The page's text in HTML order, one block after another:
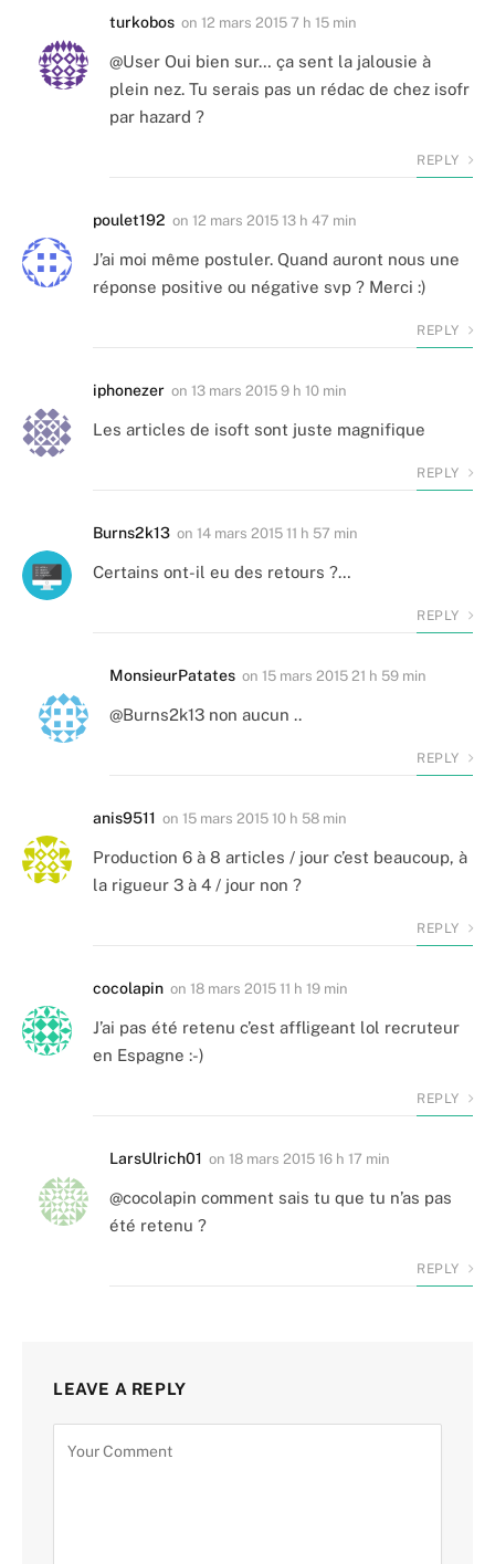
turkobos on 12 mars 2015 7 h 15 min
@User Oui bien sur… ça sent la jalousie à
plein nez. Tu serais pas un rédac de chez isofr
par hazard ?
REPLY
poulet192 on 12 mars 2015 13 h 47 min
J’ai moi même postuler. Quand auront nous une
réponse positive ou négative svp ? Merci :)
REPLY
iphonezer on 13 mars 2015 9 h 10 min
Les articles de isoft sont juste magnifique
REPLY
Burns2k13 on 14 mars 2015 11 h 57 min
Certains ont-il eu des retours ?…
REPLY
MonsieurPatates on 15 mars 2015 21 h 59 min
@Burns2k13 non aucun ..
REPLY
anis9511 on 15 mars 2015 10 h 58 min
Production 6 à 8 articles / jour c’est beaucoup, à
la rigueur 3 à 4 / jour non ?
REPLY
cocolapin on 18 mars 2015 11 h 19 min
J’ai pas été retenu c’est affligeant lol recruteur
en Espagne :-)
REPLY
LarsUlrich01 on 18 mars 2015 16 h 17 min
@cocolapin comment sais tu que tu n’as pas
été retenu ?
REPLY
LEAVE A REPLY